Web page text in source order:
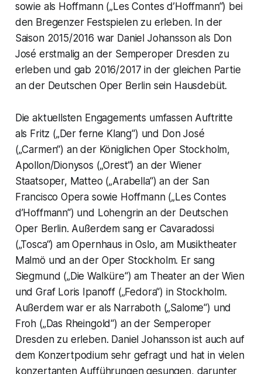
sowie als Hoffmann („Les Contes d’Hoffmann“) bei
den Bregenzer Festspielen zu erleben. In der
Saison 2015/2016 war Daniel Johansson als Don
José erstmalig an der Semperoper Dresden zu
erleben und gab 2016/2017 in der gleichen Partie
an der Deutschen Oper Berlin sein Hausdebüt.
Die aktuellsten Engagements umfassen Auftritte
als Fritz („Der ferne Klang“) und Don José
(„Carmen“) an der Königlichen Oper Stockholm,
Apollon/Dionysos („Orest“) an der Wiener
Staatsoper, Matteo („Arabella“) an der San
Francisco Opera sowie Hoffmann („Les Contes
d’Hoffmann“) und Lohengrin an der Deutschen
Oper Berlin. Außerdem sang er Cavaradossi
(„Tosca“) am Opernhaus in Oslo, am Musiktheater
Malmö und an der Oper Stockholm. Er sang
Siegmund („Die Walküre“) am Theater an der Wien
und Graf Loris Ipanoff („Fedora“) in Stockholm.
Außerdem war er als Narraboth („Salome“) und
Froh („Das Rheingold“) an der Semperoper
Dresden zu erleben. Daniel Johansson ist auch auf
dem Konzertpodium sehr gefragt und hat in vielen
konzertanten Aufführungen gesungen, darunter